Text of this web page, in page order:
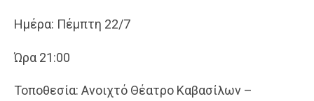
Ημέρα: Πέμπτη 22/7
Ώρα 21:00
Τοποθεσία: Ανοιχτό Θέατρο Καβασίλων –